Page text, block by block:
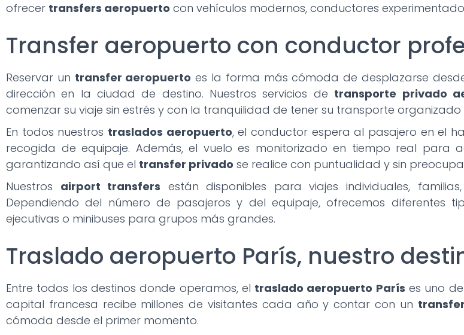
ofrecer transfers aeropuerto con vehículos modernos, conductores
Transfer aeropuerto con conductor
Reservar un transfer aeropuerto es la forma más cómoda de desplazarse
dirección en la ciudad de destino. Nuestros servicios de transporte privado
comenzar su viaje sin estrés y con la tranquilidad de tener su transporte
En todos nuestros traslados aeropuerto, el conductor espera al pasajero en el
recogida de equipaje. Además, el vuelo es monitorizado en tiempo real
garantizando así que el transfer privado se realice con puntualidad y sin
Nuestros airport transfers están disponibles para viajes individuales,
Dependiendo del número de pasajeros y del equipaje, ofrecemos diferentes
ejecutivas o minibuses para grupos más grandes.
Traslado aeropuerto París, nuestro
Entre todos los destinos donde operamos, el traslado aeropuerto París es uno
capital francesa recibe millones de visitantes cada año y contar con un
cómoda desde el primer momento.